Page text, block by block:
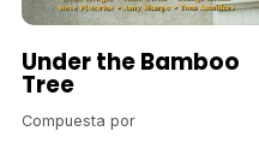
Under the Bamboo
Tree
Compuesta por